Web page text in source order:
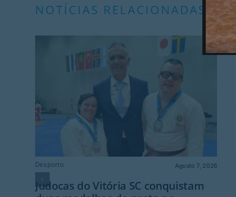
NOTÍCIAS RELACIONADAS
Desporto Agosto 7, 2026
Judocas do Vitória SC conquistam